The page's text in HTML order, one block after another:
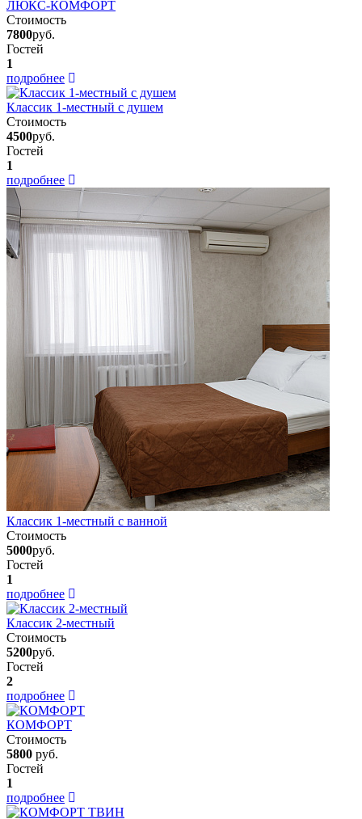
ЛЮКС-КОМФОРТ
Стоимость
7800руб.
Гостей
1
подробнее
Классик 1-местный с душем
Стоимость
4500руб.
Гостей
1
подробнее
Классик 1-местный с ванной
Стоимость
5000руб.
Гостей
1
подробнее
Классик 2-местный
Стоимость
5200руб.
Гостей
2
подробнее
КОМФОРТ
Стоимость
5800 руб.
Гостей
1
подробнее